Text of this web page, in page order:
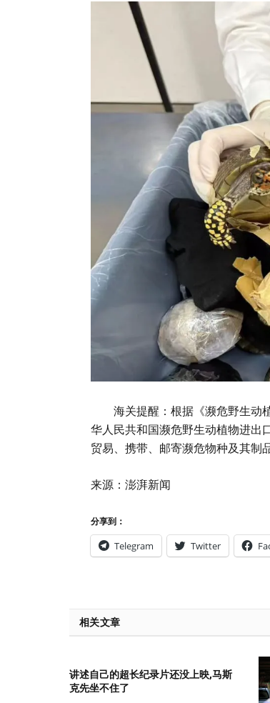
海关提醒：根据《濒危野生动植
华人民共和国濒危野生动植物进出
贸易、携带、邮寄濒危物种及其制
来源：澎湃新闻
分享到：
Telegram Twitter
相关文章
讲述自己的超长纪录片还没上映,马斯
克先坐不住了